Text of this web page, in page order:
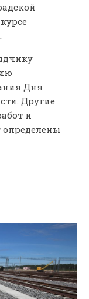
Дня
Другие
и
определены